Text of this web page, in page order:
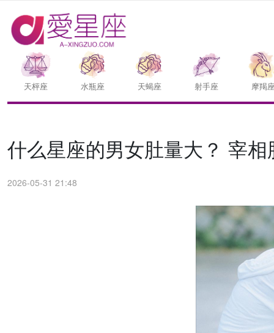
天枰座 水瓶座 天蝎座 射手座 摩羯
什么星座的男女肚量大？ 宰
2026-05-31 21:48